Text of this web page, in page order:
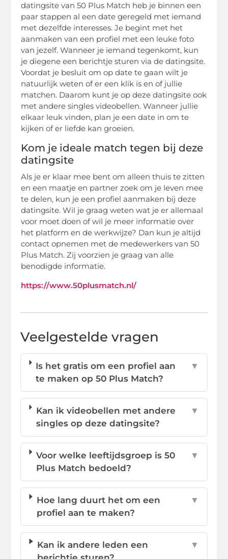
datingsite van 50 Plus Match heb je binnen een
paar stappen al een date geregeld met iemand
met dezelfde interesses. Je begint met het
aanmaken van een profiel met een leuke foto
van jezelf. Wanneer je iemand tegenkomt, kun
je diegene een berichtje sturen via de datingsite.
Voordat je besluit om op date te gaan wilt je
natuurlijk weten of er een klik is en of jullie
matchen. Daarom kunt je op deze datingsite ook
met andere singles videobellen. Wanneer jullie
elkaar leuk vinden, plan je een date in om te
kijken of er liefde kan groeien.
Kom je ideale match tegen bij deze
datingsite
Als je er klaar mee bent om alleen thuis te zitten
en een maatje en partner zoek om je leven mee
te delen, kun je een profiel aanmaken bij deze
datingsite. Wil je graag weten wat je er allemaal
voor moet doen of wil je meer informatie over
het platform en de werkwijze? Dan kun je altijd
contact opnemen met de medewerkers van 50
Plus Match. Zij voorzien je graag van alle
benodigde informatie.
https://www.50plusmatch.nl/
Veelgestelde vragen
Is het gratis om een profiel aan
te maken op 50 Plus Match?
▼
Kan ik videobellen met andere
singles op deze datingsite?
▼
Voor welke leeftijdsgroep is 50
Plus Match bedoeld?
▼
Hoe lang duurt het om een
profiel aan te maken?
▼
Kan ik andere leden een
▼